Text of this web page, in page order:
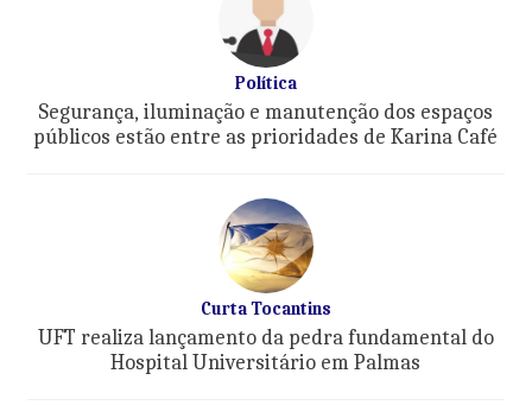
Política
Segurança, iluminação e manutenção dos espaços
públicos estão entre as prioridades de Karina Café
Curta Tocantins
UFT realiza lançamento da pedra fundamental do
Hospital Universitário em Palmas